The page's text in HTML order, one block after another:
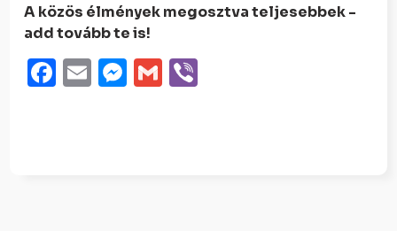
A közös élmények megosztva teljesebbek -
add tovább te is!
Facebook
EmailMessenger
Gmail